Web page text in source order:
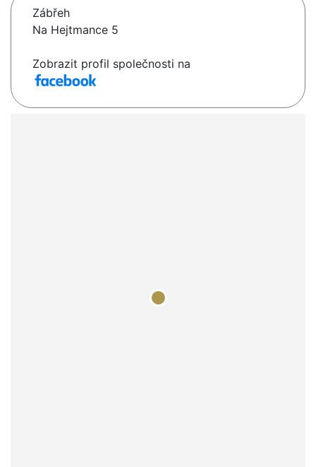
Zábřeh
Na Hejtmance 5
Zobrazit profil společnosti na